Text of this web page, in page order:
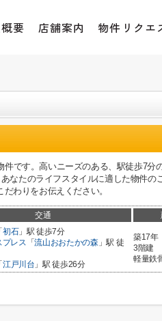
要 店舗案内 物件リクエ
です。高いニーズのある、駅徒歩7分
たのライフスタイルに適した物件の
わりをお伝えください。
交通
初石」駅 徒歩7分
プレス 「流山おおたかの森」駅 徒
江戸川台 」駅 徒歩26分
築17年
3階建
軽量鉄